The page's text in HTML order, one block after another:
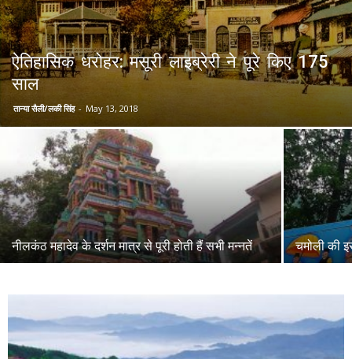
ऐतिहासिक धरोहर: मसूरी लाइब्रेरी ने पूरे किए 175
साल
तान्या सैली/लकी सिंह - May 13, 2018
नीलकंठ महादेव के दर्शन मात्र से पूरी होती हैं सभी मन्नतें चमोली की